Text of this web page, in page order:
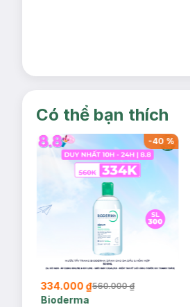
Có thể bạn thích
-40 %
334.000 ₫560.000 ₫
Bioderma